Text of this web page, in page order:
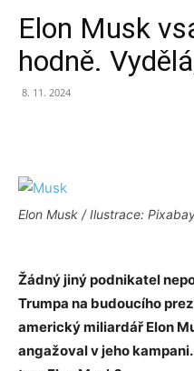
Elon Musk
hodně.
8. 11. 2024
Elon Musk / Ilustrace:
Žádný jiný podnikatel
Trumpa na budoucího
americký miliardář Elon
angažoval v jeho